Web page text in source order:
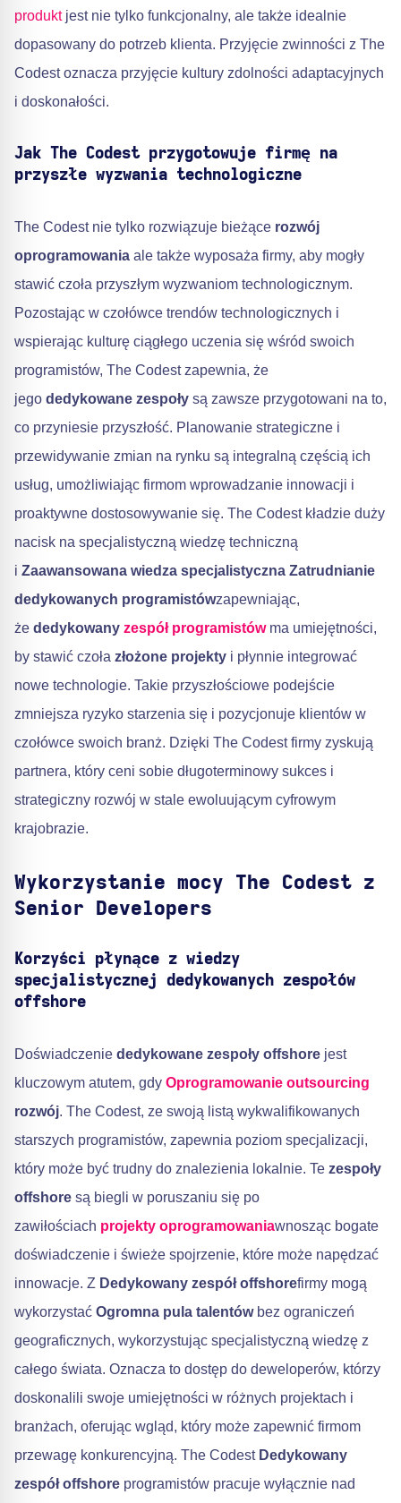
produktjest nie tylko funkcjonalny, ale także idealnie
dopasowany do potrzeb klienta. Przyjęcie zwinności z The
Codest oznacza przyjęcie kultury zdolności adaptacyjnych
i doskonałości.
Jak The Codest przygotowuje firmę na
przyszłe wyzwania technologiczne
The Codest nie tylko rozwiązuje bieżące rozwój
oprogramowania ale także wyposaża firmy, aby mogły
stawić czoła przyszłym wyzwaniom technologicznym.
Pozostając w czołówce trendów technologicznych i
wspierając kulturę ciągłego uczenia się wśród swoich
programistów, The Codest zapewnia, że
jego dedykowane zespoły są zawsze przygotowani na to,
co przyniesie przyszłość. Planowanie strategiczne i
przewidywanie zmian na rynku są integralną częścią ich
usług, umożliwiając firmom wprowadzanie innowacji i
proaktywne dostosowywanie się. The Codest kładzie duży
nacisk na specjalistyczną wiedzę techniczną
i Zaawansowana wiedza specjalistyczna Zatrudnianie
dedykowanych programistówzapewniając,
że dedykowany zespół programistówma umiejętności,
by stawić czoła złożone projekty i płynnie integrować
nowe technologie. Takie przyszłościowe podejście
zmniejsza ryzyko starzenia się i pozycjonuje klientów w
czołówce swoich branż. Dzięki The Codest firmy zyskują
partnera, który ceni sobie długoterminowy sukces i
strategiczny rozwój w stale ewoluującym cyfrowym
krajobrazie.
Wykorzystanie mocy The Codest z
Senior Developers
Korzyści płynące z wiedzy
specjalistycznej dedykowanych zespołów
offshore
Doświadczenie dedykowane zespoły offshore jest
kluczowym atutem, gdy Oprogramowanie outsourcing
rozwój. The Codest, ze swoją listą wykwalifikowanych
starszych programistów, zapewnia poziom specjalizacji,
który może być trudny do znalezienia lokalnie. Te zespoły
offshore są biegli w poruszaniu się po
zawiłościach projekty oprogramowaniawnosząc bogate
doświadczenie i świeże spojrzenie, które może napędzać
innowacje. Z Dedykowany zespół offshorefirmy mogą
wykorzystać Ogromna pula talentówbez ograniczeń
geograficznych, wykorzystując specjalistyczną wiedzę z
całego świata. Oznacza to dostęp do deweloperów, którzy
doskonalili swoje umiejętności w różnych projektach i
branżach, oferując wgląd, który może zapewnić firmom
przewagę konkurencyjną. The Codest Dedykowany
zespół offshore programistów pracuje wyłącznie nad